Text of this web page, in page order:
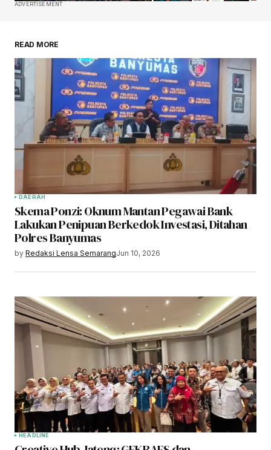
ADVERTISEMENT
READ MORE
DAERAH
Skema Ponzi: Oknum Mantan Pegawai Bank
Lakukan Penipuan Berkedok Investasi, Ditahan
Polres Banyumas
by Redaksi Lensa SemarangJun 10, 2026
HEADLINE